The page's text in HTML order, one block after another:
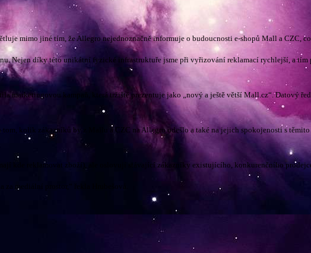
mimo jiné tím, že Allegro nejednoznačně informuje o budoucnosti e-shopů Mall a CZC,
Nejen díky této unikátní fyzické infrastruktuře jsme při vyřizování reklamací rychlejší, a tím
marketingovou kampaň, která tržiště prezentuje jako „nový a ještě větší Mall.cz“. Datový
kolik zákazníků by z Mallu a CZC na Allegro odešlo a také na jejich spokojenosti s
kde reklamovat zboží), ale oslovují stávající zákazníky existujícího, konkurenčního
mediální prostor,“ řekla Hrubešová.